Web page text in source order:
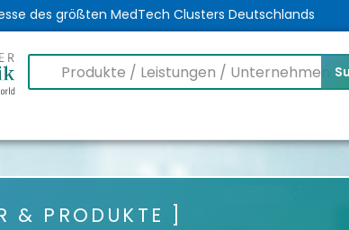
des größten MedTech Clusters Deutschlands
& PRODUKTE